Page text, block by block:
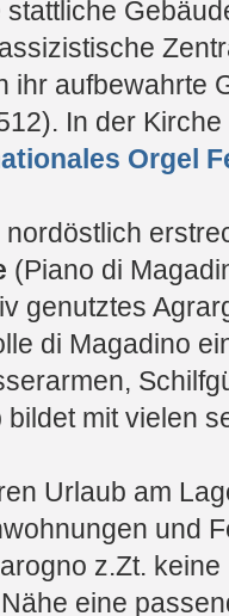
stattliche
ihr aufbewahrte
In der
Orgel
nordöstlich
(Piano di
genutztes
di Magadino
bildet mit vielen
Urlaub am
und
z.Zt.
eine